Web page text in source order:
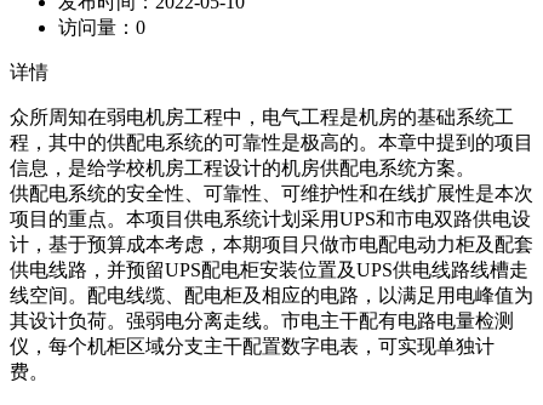
访问量： 0
详情
众所周知在弱电机房工程中，电气工程是机房的基础系统工
程，其中的供配电系统的可靠性是极高的。本章中提到的项目
信息，是给学校机房工程设计的机房供配电系统方案。
供配电系统的安全性、可靠性、可维护性和在线扩展性是本次
项目的重点。本项目供电系统计划采用UPS和市电双路供电设
计，基于预算成本考虑，本期项目只做市电配电动力柜及配套
供电线路，并预留UPS配电柜安装位置及UPS供电线路线槽走
线空间。配电线缆、配电柜及相应的电路，以满足用电峰值为
其设计负荷。强弱电分离走线。市电主干配有电路电量检测
仪，每个机柜区域分支主干配置数字电表，可实现单独计
费。